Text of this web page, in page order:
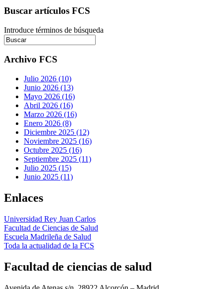
Buscar artículos FCS
Introduce términos de búsqueda
Archivo FCS
Julio 2026 (10)
Junio 2026 (13)
Mayo 2026 (16)
Abril 2026 (16)
Marzo 2026 (16)
Enero 2026 (8)
Diciembre 2025 (12)
Noviembre 2025 (16)
Octubre 2025 (16)
Septiembre 2025 (11)
Julio 2025 (15)
Junio 2025 (11)
Enlaces
Universidad Rey Juan Carlos
Facultad de Ciencias de Salud
Escuela Madrileña de Salud
Toda la actualidad de la FCS
Facultad de ciencias de salud